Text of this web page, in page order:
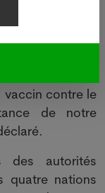
vaccin contre le
de notre
des autorités
quatre nations